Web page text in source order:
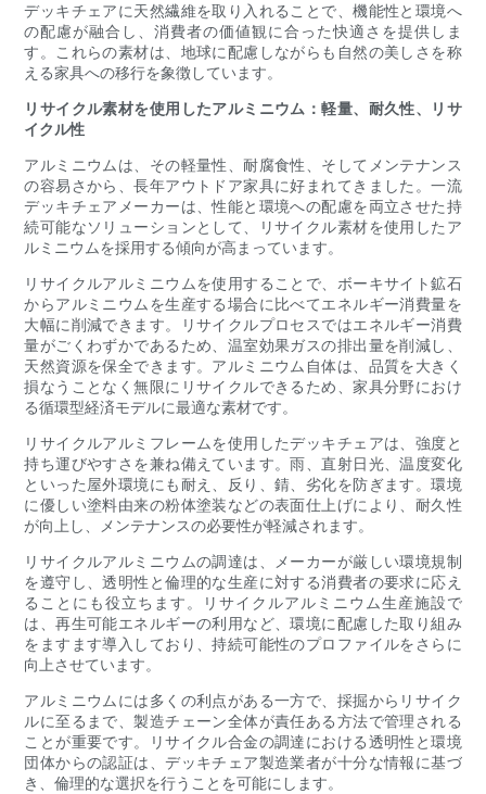
デッキチェアに天然繊維を取り入れることで、機能性と環境へ
の配慮が融合し、消費者の価値観に合った快適さを提供しま
す。これらの素材は、地球に配慮しながらも自然の美しさを称
える家具への移行を象徴しています。
リサイクル素材を使用したアルミニウム：軽量、耐久性、リサ
イクル性
アルミニウムは、その軽量性、耐腐食性、そしてメンテナンス
の容易さから、長年アウトドア家具に好まれてきました。一流
デッキチェアメーカーは、性能と環境への配慮を両立させた持
続可能なソリューションとして、リサイクル素材を使用したア
ルミニウムを採用する傾向が高まっています。
リサイクルアルミニウムを使用することで、ボーキサイト鉱石
からアルミニウムを生産する場合に比べてエネルギー消費量を
大幅に削減できます。リサイクルプロセスではエネルギー消費
量がごくわずかであるため、温室効果ガスの排出量を削減し、
天然資源を保全できます。アルミニウム自体は、品質を大きく
損なうことなく無限にリサイクルできるため、家具分野におけ
る循環型経済モデルに最適な素材です。
リサイクルアルミフレームを使用したデッキチェアは、強度と
持ち運びやすさを兼ね備えています。雨、直射日光、温度変化
といった屋外環境にも耐え、反り、錆、劣化を防ぎます。環境
に優しい塗料由来の粉体塗装などの表面仕上げにより、耐久性
が向上し、メンテナンスの必要性が軽減されます。
リサイクルアルミニウムの調達は、メーカーが厳しい環境規制
を遵守し、透明性と倫理的な生産に対する消費者の要求に応え
ることにも役立ちます。リサイクルアルミニウム生産施設で
は、再生可能エネルギーの利用など、環境に配慮した取り組み
をますます導入しており、持続可能性のプロファイルをさらに
向上させています。
アルミニウムには多くの利点がある一方で、採掘からリサイク
ルに至るまで、製造チェーン全体が責任ある方法で管理される
ことが重要です。リサイクル合金の調達における透明性と環境
団体からの認証は、デッキチェア製造業者が十分な情報に基づ
き、倫理的な選択を行うことを可能にします。